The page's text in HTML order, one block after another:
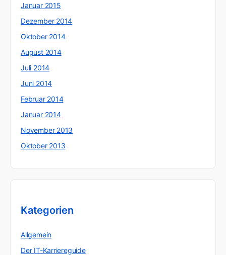
Januar 2015
Dezember 2014
Oktober 2014
August 2014
Juli 2014
Juni 2014
Februar 2014
Januar 2014
November 2013
Oktober 2013
Kategorien
Allgemein
Der IT-Karriereguide